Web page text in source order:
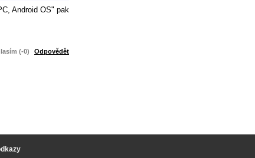
Android OS" pak
(-0) Odpovědět